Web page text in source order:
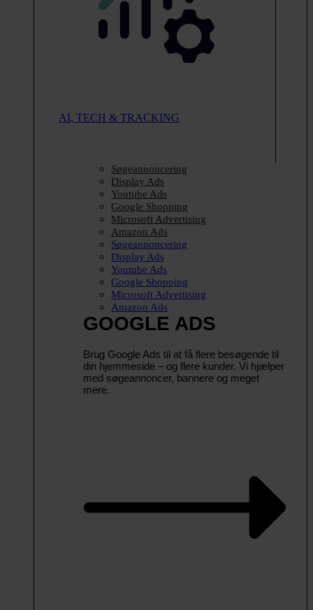
AI, TECH & TRACKING
Søgeannoncering
Display Ads
Youtube Ads
Google Shopping
Microsoft Advertising
Amazon Ads
Søgeannoncering
Display Ads
Youtube Ads
Google Shopping
Microsoft Advertising
Amazon Ads
GOOGLE ADS
Brug Google Ads til at få flere besøgende til
din hjemmeside – og flere kunder. Vi hjælper
med søgeannoncer, bannere og meget
mere.